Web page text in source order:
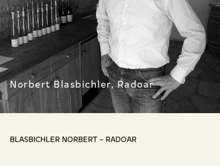
Norbert Blasbichler, Radoar
BLASBICHLER NORBERT – RADOAR